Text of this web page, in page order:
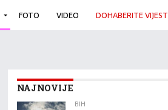
FOTO VIDEO DOHABERITE VIJEST
NAJNOVIJE
BIH